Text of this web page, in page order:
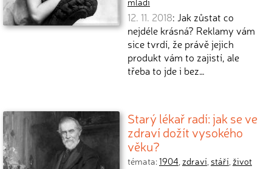
12. 11. 2018: Jak zůstat co
nejdéle krásná? Reklamy vám
sice tvrdí, že právě jejich
produkt vám to zajistí, ale
třeba to jde i bez…
Starý lékař radí: jak se ve
zdraví dožít vysokého
věku?
témata:1904, zdraví, stáří, život